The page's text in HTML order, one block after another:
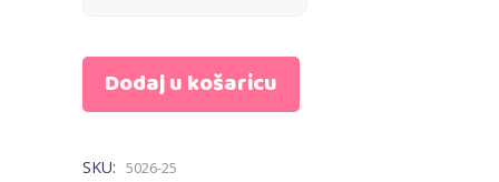
vlakić
Dodaj u košaricu
SKU: 5026-25